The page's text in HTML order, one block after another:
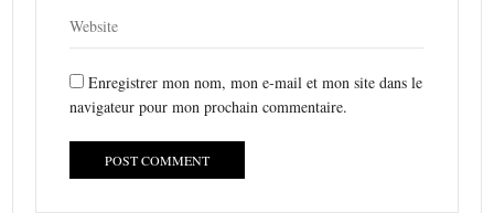
Enregistrer mon nom, mon e-mail et mon site dans le
navigateur pour mon prochain commentaire.